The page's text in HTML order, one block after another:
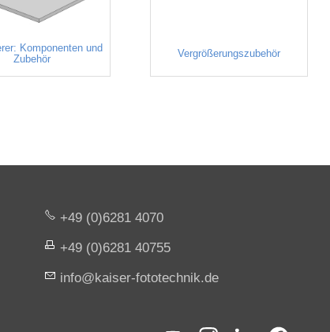
Komponenten und
Zubehör
Vergrößerungszubehör
+49 (0)6281 4070
+49 (0)6281 40755
nf
k s r-f t t chn k d